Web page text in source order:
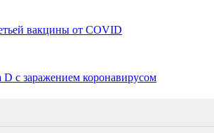
вакцины от COVID
c заражением коронавирусом